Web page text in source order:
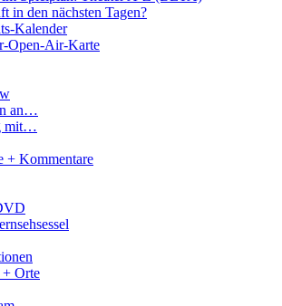
in den nächsten Tagen?
Kalender
Open-Air-Karte
an…
mit…
+ Kommentare
+ Orte